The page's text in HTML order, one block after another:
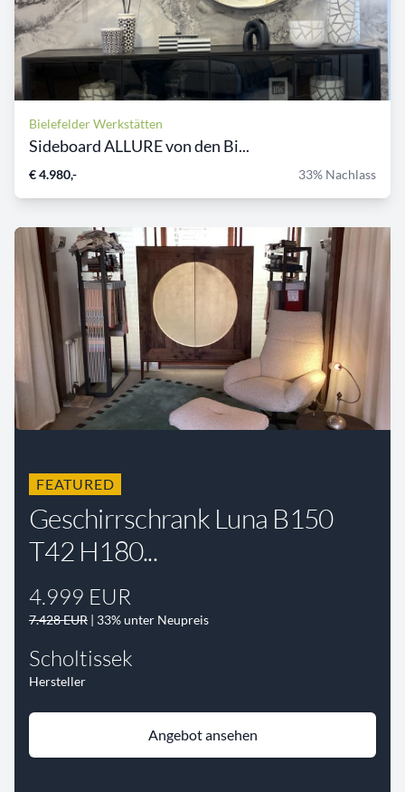
Bielefelder Werkstätten
Sideboard ALLURE von den Bi...
€ 4.980,- 33% Nachlass
FEATURED
Geschirrschrank Luna B150
T42 H180...
4.999 EUR
7.428 EUR | 33% unter Neupreis
Scholtissek
Hersteller
Angebot ansehen